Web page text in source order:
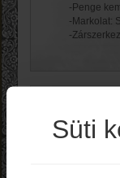
-Penge
-Markolat:
-
Süti